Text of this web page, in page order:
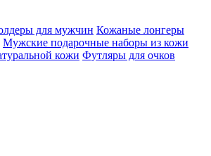
для мужчин Кожаные лонгеры
Мужские подарочные наборы из кожи
кожи Футляры для очков